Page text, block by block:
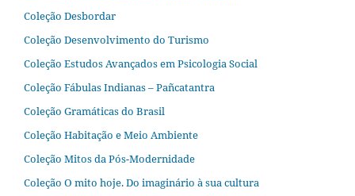
Coleção Desbordar
Coleção Desenvolvimento do Turismo
Coleção Estudos Avançados em Psicologia Social
Coleção Fábulas Indianas – Pañcatantra
Coleção Gramáticas do Brasil
Coleção Habitação e Meio Ambiente
Coleção Mitos da Pós-Modernidade
Coleção O mito hoje. Do imaginário à sua cultura